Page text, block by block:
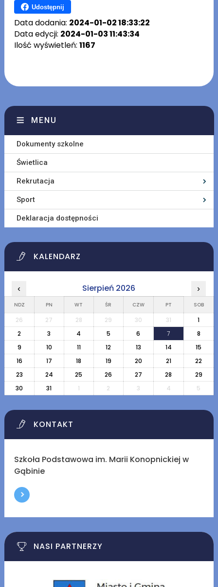
Udostępnij
Data dodania: 2024-01-02 18:33:22
Data edycji: 2024-01-03 11:43:34
Ilość wyświetleń: 1167
MENU
Dokumenty szkolne
Świetlica
Rekrutacja
Sport
Deklaracja dostępności
KALENDARZ
‹ Sierpień 2026 ›
NDZ PN WT ŚR CZW PT SOB
26 27 28 29 30 31
1
2
3 4 5 6 7
8
9
10 11 12 13 14
15
16
17 18 19 20 21
22
23
24 25 26 27 28
29
30
31 1 2 3 4 5
KONTAKT
Szkoła Podstawowa im. Marii Konopnickiej w
Gąbinie
NASI PARTNERZY